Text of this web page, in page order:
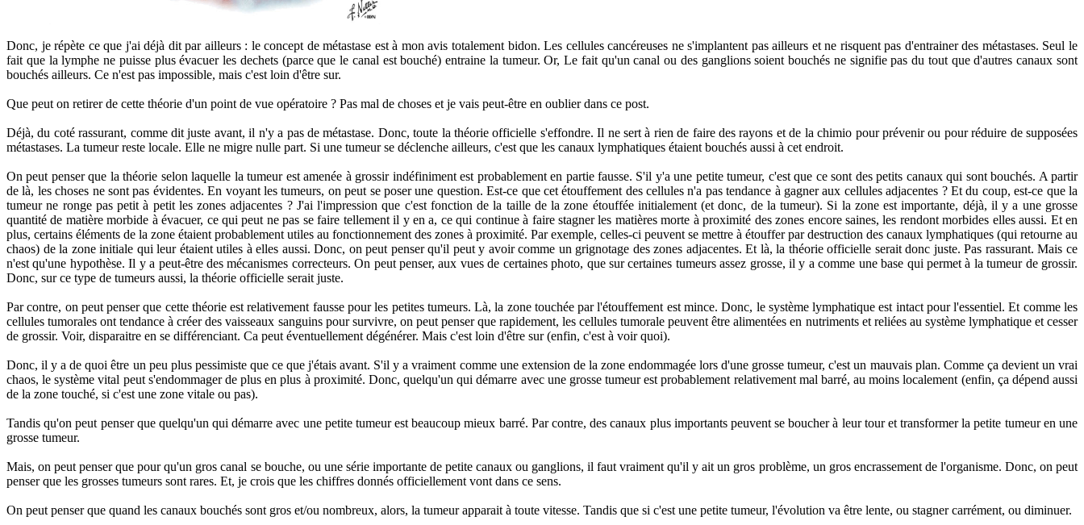
Donc, je répète ce que j'ai déjà dit par ailleurs : le concept de métastase est à mon avis totalement bidon. Les cellules cancéreuses ne s'implantent pas ailleurs et ne risquent pas d'entrainer des métastases. Seul le
fait que la lymphe ne puisse plus évacuer les dechets (parce que le canal est bouché) entraine la tumeur. Or, Le fait qu'un canal ou des ganglions soient bouchés ne signifie pas du tout que d'autres canaux sont
bouchés ailleurs. Ce n'est pas impossible, mais c'est loin d'être sur.
Que peut on retirer de cette théorie d'un point de vue opératoire ? Pas mal de choses et je vais peut-être en oublier dans ce post.
Déjà, du coté rassurant, comme dit juste avant, il n'y a pas de métastase. Donc, toute la théorie officielle s'effondre. Il ne sert à rien de faire des rayons et de la chimio pour prévenir ou pour réduire de supposées
métastases. La tumeur reste locale. Elle ne migre nulle part. Si une tumeur se déclenche ailleurs, c'est que les canaux lymphatiques étaient bouchés aussi à cet endroit.
On peut penser que la théorie selon laquelle la tumeur est amenée à grossir indéfiniment est probablement en partie fausse. S'il y'a une petite tumeur, c'est que ce sont des petits canaux qui sont bouchés. A partir
de là, les choses ne sont pas évidentes. En voyant les tumeurs, on peut se poser une question. Est-ce que cet étouffement des cellules n'a pas tendance à gagner aux cellules adjacentes ? Et du coup, est-ce que la
tumeur ne ronge pas petit à petit les zones adjacentes ? J'ai l'impression que c'est fonction de la taille de la zone étouffée initialement (et donc, de la tumeur). Si la zone est importante, déjà, il y a une grosse
quantité de matière morbide à évacuer, ce qui peut ne pas se faire tellement il y en a, ce qui continue à faire stagner les matières morte à proximité des zones encore saines, les rendont morbides elles aussi. Et en
plus, certains éléments de la zone étaient probablement utiles au fonctionnement des zones à proximité. Par exemple, celles-ci peuvent se mettre à étouffer par destruction des canaux lymphatiques (qui retourne au
chaos) de la zone initiale qui leur étaient utiles à elles aussi. Donc, on peut penser qu'il peut y avoir comme un grignotage des zones adjacentes. Et là, la théorie officielle serait donc juste. Pas rassurant. Mais ce
n'est qu'une hypothèse. Il y a peut-être des mécanismes correcteurs. On peut penser, aux vues de certaines photo, que sur certaines tumeurs assez grosse, il y a comme une base qui permet à la tumeur de grossir.
Donc, sur ce type de tumeurs aussi, la théorie officielle serait juste.
Par contre, on peut penser que cette théorie est relativement fausse pour les petites tumeurs. Là, la zone touchée par l'étouffement est mince. Donc, le système lymphatique est intact pour l'essentiel. Et comme les
cellules tumorales ont tendance à créer des vaisseaux sanguins pour survivre, on peut penser que rapidement, les cellules tumorale peuvent être alimentées en nutriments et reliées au système lymphatique et cesser
de grossir. Voir, disparaitre en se différenciant. Ca peut éventuellement dégénérer. Mais c'est loin d'être sur (enfin, c'est à voir quoi).
Donc, il y a de quoi être un peu plus pessimiste que ce que j'étais avant. S'il y a vraiment comme une extension de la zone endommagée lors d'une grosse tumeur, c'est un mauvais plan. Comme ça devient un vrai
chaos, le système vital peut s'endommager de plus en plus à proximité. Donc, quelqu'un qui démarre avec une grosse tumeur est probablement relativement mal barré, au moins localement (enfin, ça dépend aussi
de la zone touché, si c'est une zone vitale ou pas).
Tandis qu'on peut penser que quelqu'un qui démarre avec une petite tumeur est beaucoup mieux barré. Par contre, des canaux plus importants peuvent se boucher à leur tour et transformer la petite tumeur en une
grosse tumeur.
Mais, on peut penser que pour qu'un gros canal se bouche, ou une série importante de petite canaux ou ganglions, il faut vraiment qu'il y ait un gros problème, un gros encrassement de l'organisme. Donc, on peut
penser que les grosses tumeurs sont rares. Et, je crois que les chiffres donnés officiellement vont dans ce sens.
On peut penser que quand les canaux bouchés sont gros et/ou nombreux, alors, la tumeur apparait à toute vitesse. Tandis que si c'est une petite tumeur, l'évolution va être lente, ou stagner carrément, ou diminuer.